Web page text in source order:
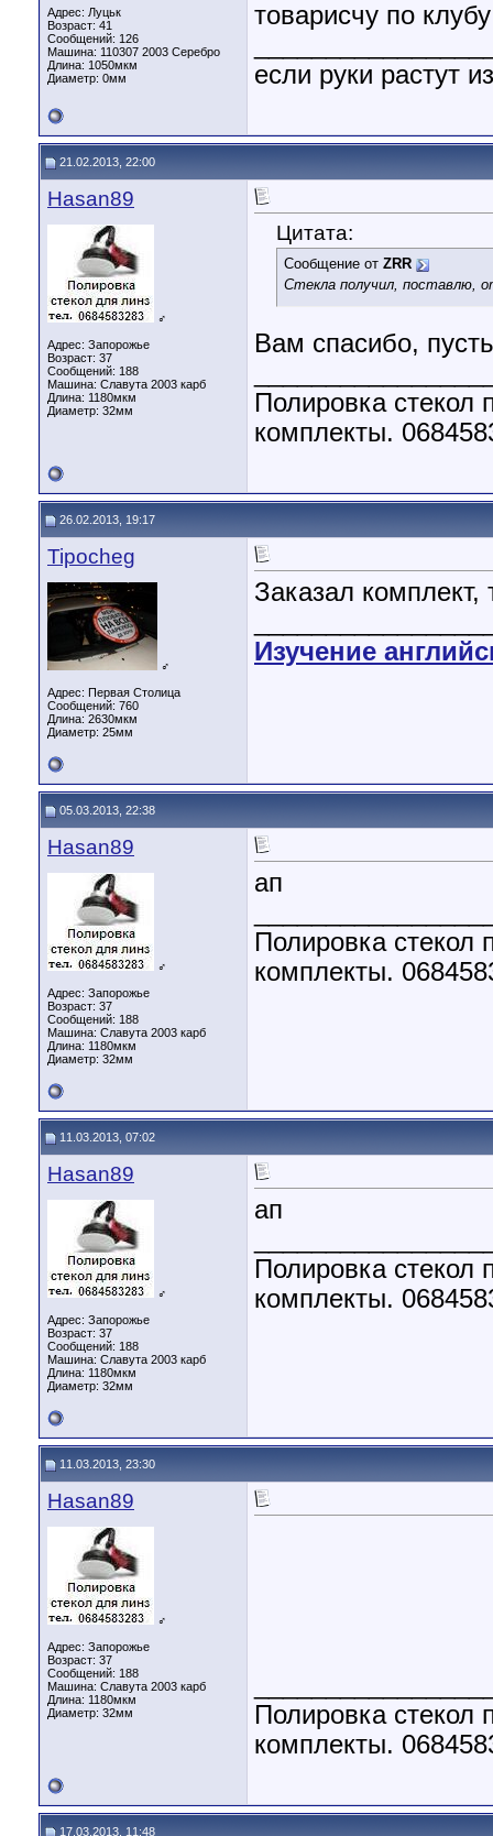
Адрес: Луцьк
Возраст: 41
Сообщений: 126
Машина: 110307 2003 Серебро
Длина: 1050мкм
Диаметр: 0мм
товарисчу по
если руки растут
21.02.2013, 22:00
Hasan89
♂
Адрес: Запорожье
Возраст: 37
Сообщений: 188
Машина: Славута 2003 карб
Длина: 1180мкм
Диаметр: 32мм
Цитата:
Сообщение от ZRR
Стекла получил, поставлю,
Вам спасибо,
Полировка
комплекты.
26.02.2013, 19:17
Tipocheg
♂
Адрес: Первая Столица
Сообщений: 760
Длина: 2630мкм
Диаметр: 25мм
Заказал
Изучение
05.03.2013, 22:38
Hasan89
♂
Адрес: Запорожье
Возраст: 37
Сообщений: 188
Машина: Славута 2003 карб
Длина: 1180мкм
Диаметр: 32мм
ап
Полировка
комплекты.
11.03.2013, 07:02
Hasan89
♂
Адрес: Запорожье
Возраст: 37
Сообщений: 188
Машина: Славута 2003 карб
Длина: 1180мкм
Диаметр: 32мм
ап
Полировка
комплекты.
11.03.2013, 23:30
Hasan89
♂
Адрес: Запорожье
Возраст: 37
Сообщений: 188
Машина: Славута 2003 карб
Длина: 1180мкм
Диаметр: 32мм
Полировка
комплекты.
17.03.2013, 11:48